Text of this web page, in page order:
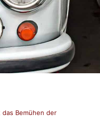
Bemühen der